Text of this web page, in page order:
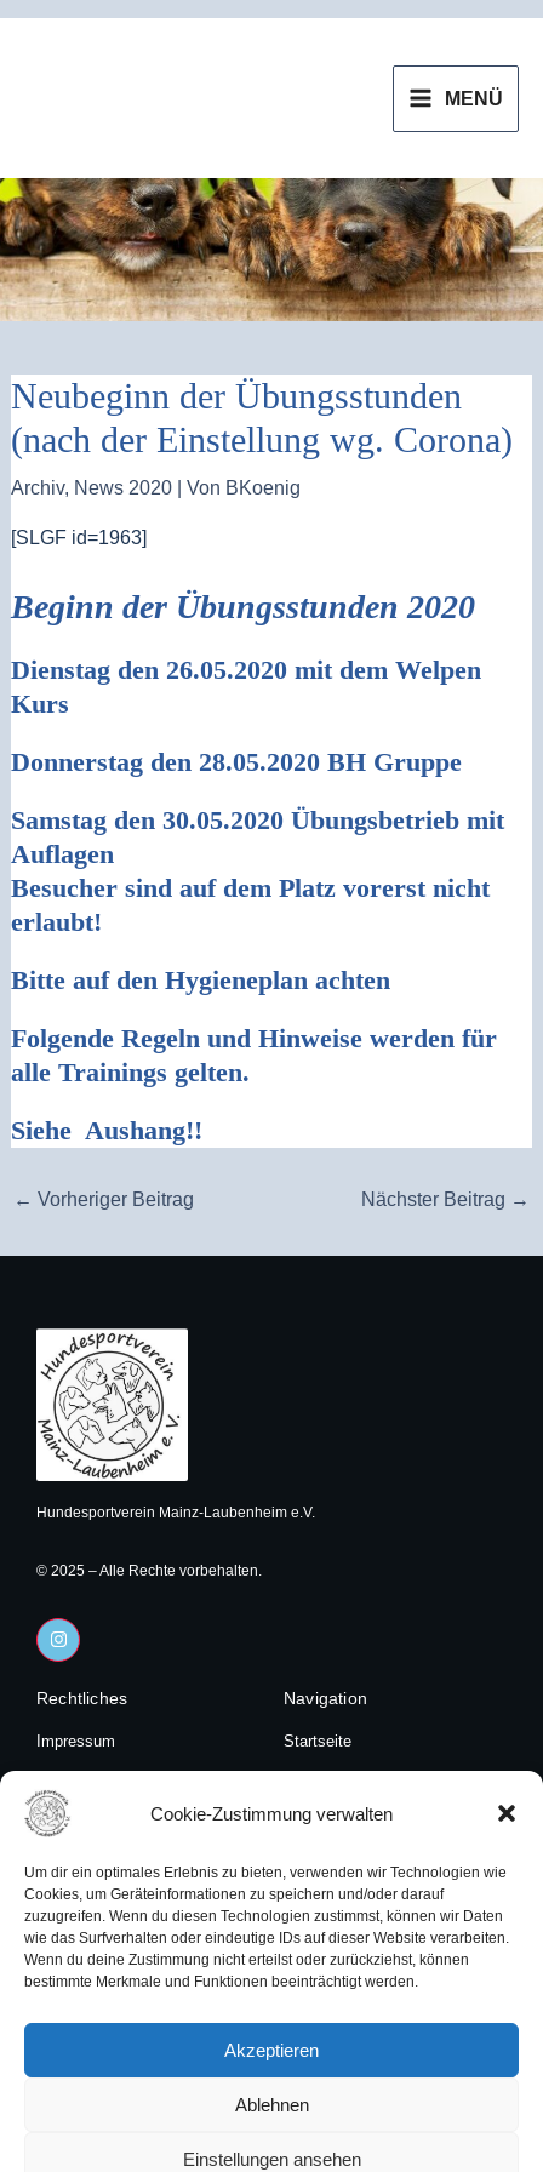
Cookie-Zustimmung verwalten
Um dir ein optimales Erlebnis zu bieten, verwenden wir Technologien wie
Cookies, um Geräteinformationen zu speichern und/oder darauf
zuzugreifen. Wenn du diesen Technologien zustimmst, können wir Daten
wie das Surfverhalten oder eindeutige IDs auf dieser Website verarbeiten.
Wenn du deine Zustimmung nicht erteilst oder zurückziehst, können
bestimmte Merkmale und Funktionen beeinträchtigt werden.
Akzeptieren
Ablehnen
Einstellungen ansehen
MENU
MENÜ
Neubeginn der Übungsstunden
(nach der Einstellung wg. Corona)
Archiv, News 2020| Von BKoenig
[SLGF id=1963]
Beginn der Übungsstunden 2020
Dienstag den 26.05.2020 mit dem Welpen
Kurs
Donnerstag den 28.05.2020 BH Gruppe
Samstag den 30.05.2020 Übungsbetrieb mit
Auflagen
Besucher sind auf dem Platz vorerst nicht
erlaubt!
Bitte auf den Hygieneplan achten
Folgende Regeln und Hinweise werden für
alle Trainings gelten.
Siehe Aushang!!
← Vorheriger Beitrag Nächster Beitrag →
Hundesportverein Mainz-Laubenheim e.V.
© 2025 – Alle Rechte vorbehalten.
I
n
s
a
r
a
m
Rechtliches
Impressum
Cookies
Navigation
Startseite
Angebote
Kontakt
Kontakt
Mo.-Fr. von 18.00-20.00 Uhr
info@hundesportverein-mainz-laubenheim.de